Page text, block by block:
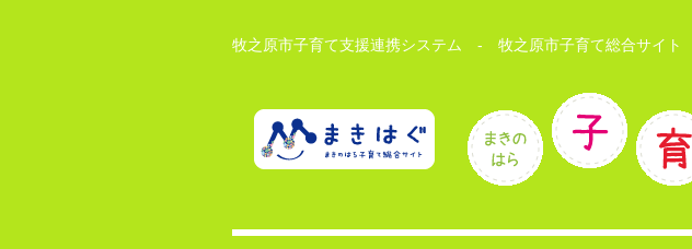
牧之原市子育て支援連携システム - 牧之原市子育て総合サイト